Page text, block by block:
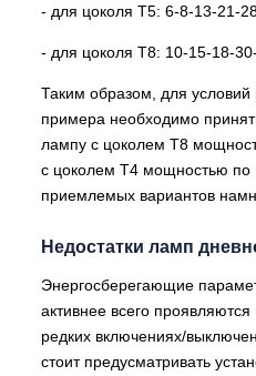
- для цоколя Т5: 6-8-13-21-
- для цоколя Т8: 10-15-18-
Таким образом, для
примера необходимо
лампу с цоколем Т8
с цоколем Т4 мощностью по
приемлемых вариантов
Недостатки ламп
Энергосберегающие
активнее всего
редких включениях/
стоит предусматривать